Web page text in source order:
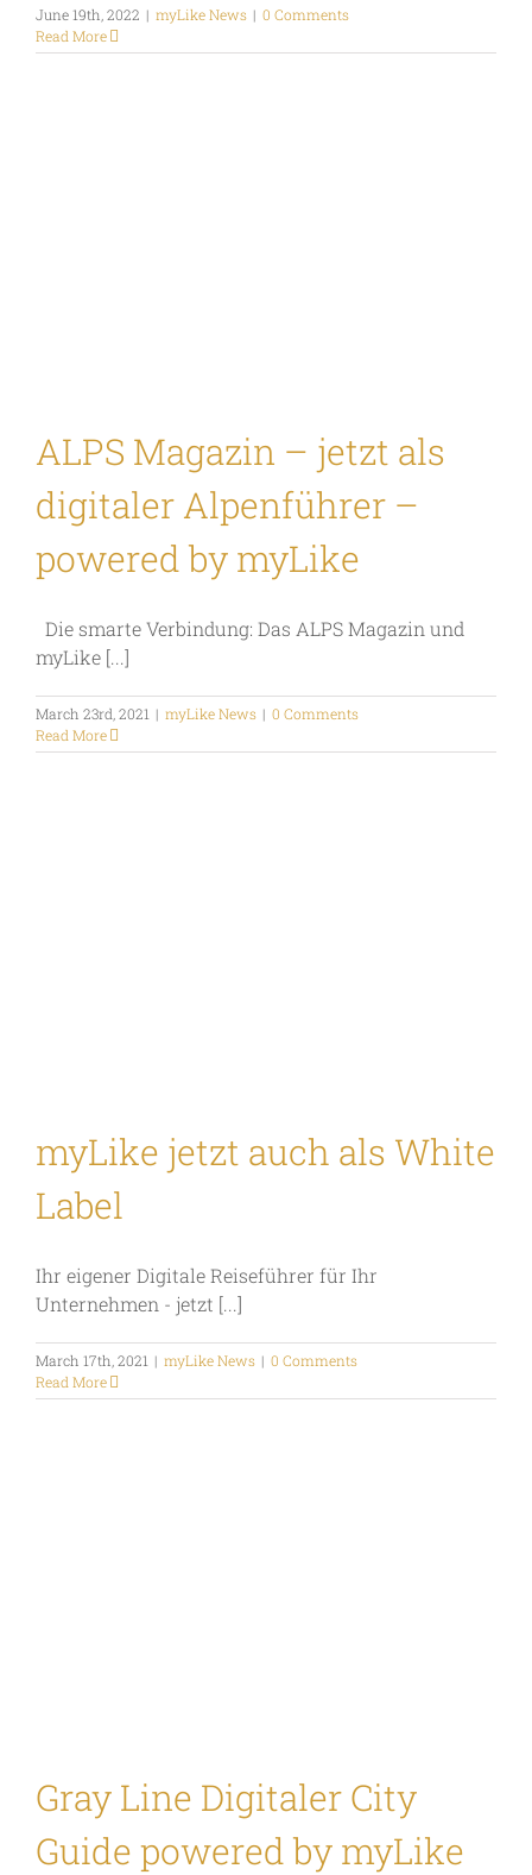
June 19th, 2022 | myLike News | 0 Comments
Read More
ALPS Magazin – jetzt als
digitaler Alpenführer –
powered by myLike
Die smarte Verbindung: Das ALPS Magazin und
myLike [...]
March 23rd, 2021 | myLike News | 0 Comments
Read More
myLike jetzt auch als White
Label
Ihr eigener Digitale Reiseführer für Ihr
Unternehmen - jetzt [...]
March 17th, 2021 | myLike News | 0 Comments
Read More
Gray Line Digitaler City
Guide powered by myLike